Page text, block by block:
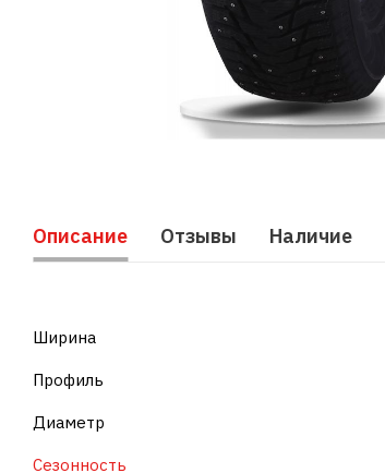
Описание Отзывы Наличие
Ширина
Профиль
Диаметр
Сезонность